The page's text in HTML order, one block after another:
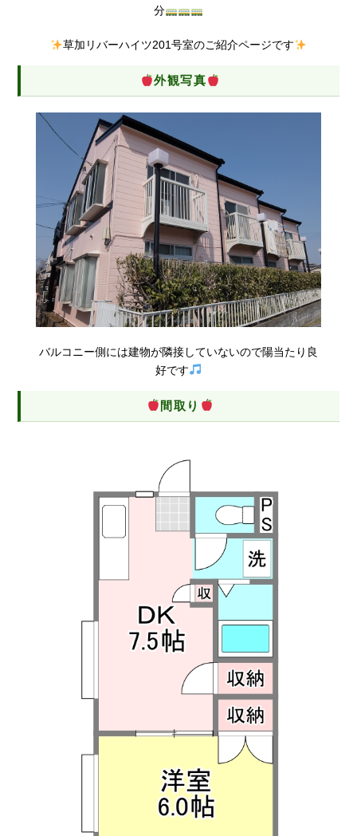
分
草加リバーハイツ201号室のご紹介ページです
外観写真
バルコニー側には建物が隣接していないので陽当たり良
好です
間取り